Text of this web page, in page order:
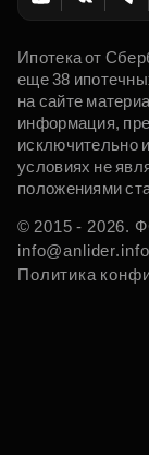
Ипотека от
еще 38
на сайте
информация,
исключительно
условиях не
положениями
© 2015 - 2026.
info@anlider.info
Политика